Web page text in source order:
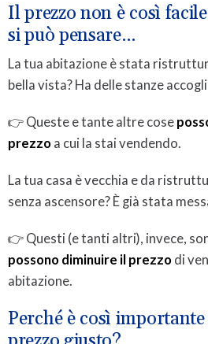
Il prezzo non è così
si può pensare…
La tua abitazione è stata
bella vista? Ha delle stanze
👉 Queste e tante altre cose
prezzo a cui la stai vendendo.
La tua casa è vecchia e da
senza ascensore? È già stata
👉 Questi (e tanti altri), invece,
possono diminuire il prezzo di
abitazione.
Perché è così